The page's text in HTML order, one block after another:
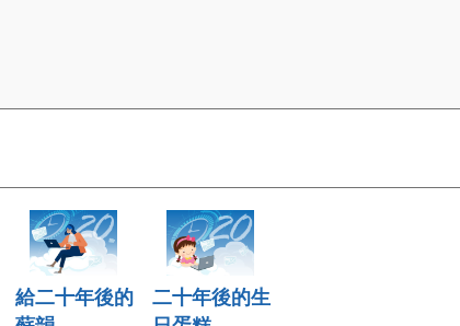
給二十年後的
二十年後的生